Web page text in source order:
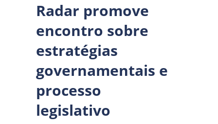
Radar promove
encontro sobre
estratégias
governamentais e
processo
legislativo